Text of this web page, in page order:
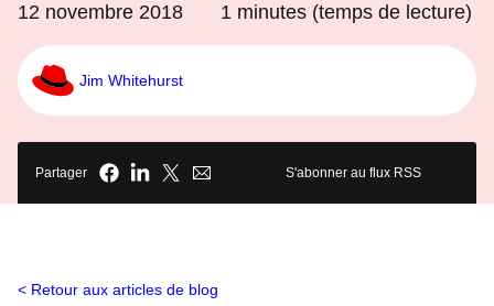
12 novembre 2018 1 minutes (temps de lecture)
Jim Whitehurst
Partager S'abonner au flux RSS
Retour aux articles de blog